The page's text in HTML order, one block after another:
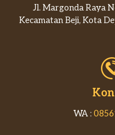
Jl. Margonda Raya
Kecamatan Beji, Kota
WA :